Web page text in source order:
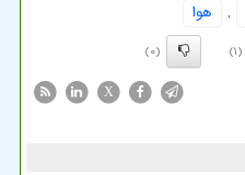
,
هوا
(1)
(0)
X